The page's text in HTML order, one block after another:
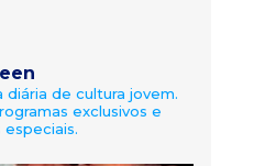
diária de cultura jovem.
exclusivos e